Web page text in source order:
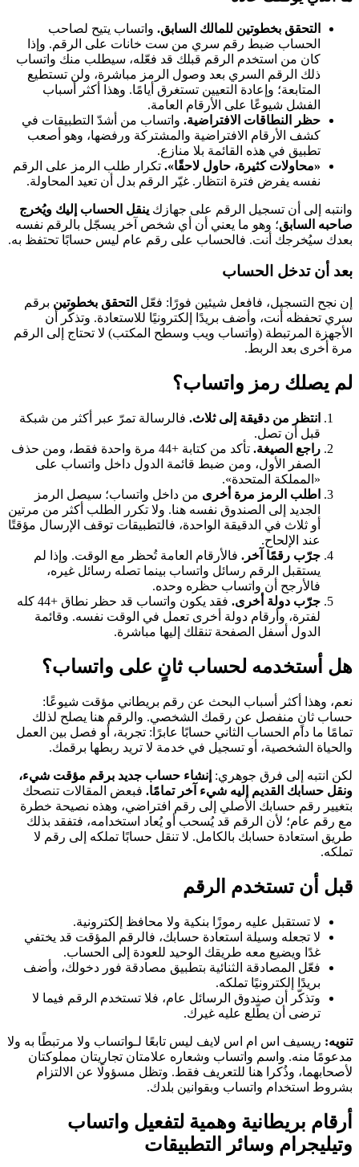
التحقق بخطوتين للمالك السابق. واتساب يتيح لصاحب
الحساب ضبط رقم سري من ست خانات على الرقم. وإذا
كان من استخدم الرقم قبلك قد فعّله، سيطلب منك واتساب
ذلك الرقم السري بعد وصول الرمز مباشرة، ولن تستطيع
المتابعة؛ وإعادة التعيين تستغرق أيامًا. وهذا أكثر أسباب
الفشل شيوعًا على الأرقام العامة.
حظر النطاقات الافتراضية. واتساب من أشدّ التطبيقات في
كشف الأرقام الافتراضية والمشتركة ورفضها، وهو أصعب
تطبيق في هذه القائمة بلا منازع.
«محاولات كثيرة، حاول لاحقًا». تكرار طلب الرمز على الرقم
نفسه يفرض فترة انتظار. غيّر الرقم بدل أن تعيد المحاولة.
وانتبه إلى أن تسجيل الرقم على جهازك ينقل الحساب إليك ويُخرج
صاحبه السابق؛ وهو ما يعني أن أي شخص آخر يسجّل بالرقم نفسه
بعدك سيُخرجك أنت. فالحساب على رقم عام ليس حسابًا تحتفظ به.
بعد أن تدخل الحساب
إن نجح التسجيل، فافعل شيئين فورًا: فعّل التحقق بخطوتين برقم
سري تحفظه أنت، وأضف بريدًا إلكترونيًا للاستعادة. وتذكّر أن
الأجهزة المرتبطة (واتساب ويب وسطح المكتب) لا تحتاج إلى الرقم
مرة أخرى بعد الربط.
لم يصلك رمز واتساب؟
انتظر من دقيقة إلى ثلاث. فالرسالة تمرّ عبر أكثر من شبكة
قبل أن تصل.
راجع الصيغة.
تأكد من كتابة +44 مرة واحدة فقط، ومن حذف
الصفر الأول، ومن ضبط قائمة الدول داخل واتساب على
«المملكة المتحدة».
اطلب الرمز مرة أخرى من داخل واتساب؛ سيصل الرمز
الجديد إلى الصندوق نفسه هنا. ولا تكرر الطلب أكثر من مرتين
أو ثلاث في الدقيقة الواحدة، فالتطبيقات توقف الإرسال مؤقتًا
عند الإلحاح.
جرّب رقمًا آخر. فالأرقام العامة تُحظر مع الوقت. وإذا لم
يستقبل الرقم رسائل واتساب بينما تصله رسائل غيره،
فالأرجح أن واتساب حظره وحده.
جرّب دولة أخرى.
فقد يكون واتساب قد حظر نطاق +44 كله
لفترة، وأرقام دولة أخرى تعمل في الوقت نفسه. وقائمة
الدول أسفل الصفحة تنقلك إليها مباشرة.
هل أستخدمه لحساب ثانٍ على واتساب؟
نعم، وهذا أكثر أسباب البحث عن رقم بريطاني مؤقت شيوعًا:
حساب ثانٍ منفصل عن رقمك الشخصي. والرقم هنا يصلح لذلك
تمامًا ما دام الحساب الثاني حسابًا عابرًا: تجربة، أو فصل بين العمل
والحياة الشخصية، أو تسجيل في خدمة لا تريد ربطها برقمك.
لكن انتبه إلى فرق جوهري: إنشاء حساب جديد برقم مؤقت شيء،
ونقل حسابك القديم إليه شيء آخر تمامًا. فبعض المقالات تنصحك
بتغيير رقم حسابك الأصلي إلى رقم افتراضي، وهذه نصيحة خطرة
مع رقم عام؛ لأن الرقم قد يُسحب أو يُعاد استخدامه، فتفقد بذلك
طريق استعادة حسابك بالكامل. لا تنقل حسابًا تملكه إلى رقم لا
تملكه.
قبل أن تستخدم الرقم
لا تستقبل عليه رموزًا بنكية ولا محافظ إلكترونية.
لا تجعله وسيلة استعادة حسابك، فالرقم المؤقت قد يختفي
غدًا ويضيع معه طريقك الوحيد للعودة إلى الحساب.
فعّل المصادقة الثنائية بتطبيق مصادقة فور دخولك، وأضف
بريدًا إلكترونيًا تملكه.
وتذكّر أن صندوق الرسائل عام، فلا تستخدم الرقم فيما لا
ترضى أن يطّلع عليه غيرك.
تنويه: ريسيف اس ام اس لايف ليس تابعًا لـواتساب ولا مرتبطًا به ولا
مدعومًا منه. واسم واتساب وشعاره علامتان تجاريتان مملوكتان
لأصحابهما، وذُكرا هنا للتعريف فقط. وتظل مسؤولًا عن الالتزام
بشروط استخدام واتساب وبقوانين بلدك.
أرقام بريطانية وهمية لتفعيل واتساب
وتيليجرام وسائر التطبيقات